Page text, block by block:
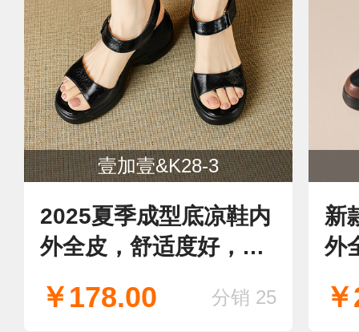
壹加壹&K28-3
2025夏季成型底凉鞋内
外全皮，舒适度好，现
￥178.00 分销 25
新
外